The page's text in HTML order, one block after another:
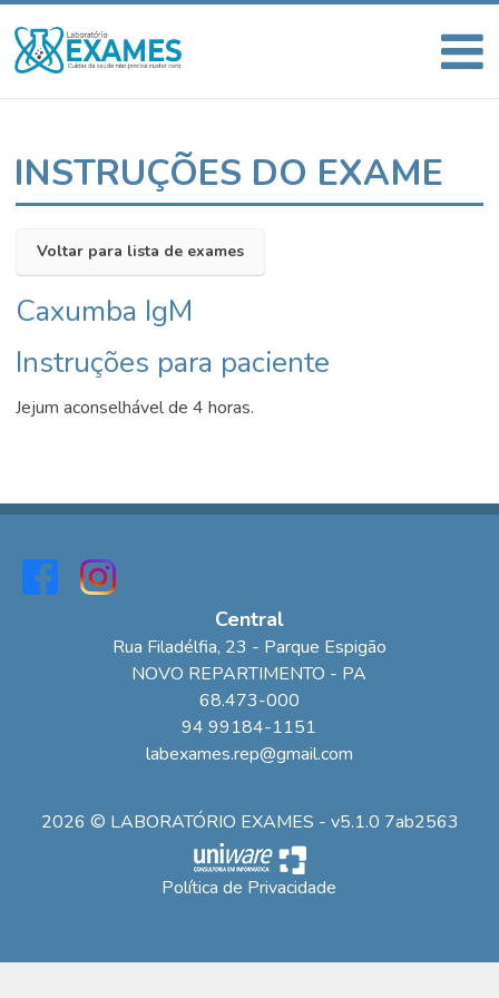
INSTRUÇÕES DO EXAME
Voltar para lista de exames
Caxumba IgM
Instruções para paciente
Jejum aconselhável de 4 horas.
Central
Rua Filadélfia, 23 - Parque Espigão
NOVO REPARTIMENTO - PA
68.473-000
94 99184-1151
labexames.rep@gmail.com
2026 © LABORATÓRIO EXAMES - v5.1.0 7ab2563
Política de Privacidade